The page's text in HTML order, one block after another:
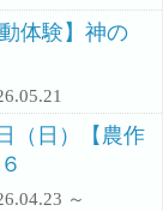
体験】神の
（日）【農作
～